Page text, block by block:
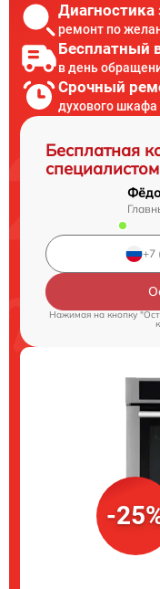
Диагностика
ремонт по
Бесплатный
в день
Срочный
духового
Бесплатная
специалистом
Нажимая на кнопку
-